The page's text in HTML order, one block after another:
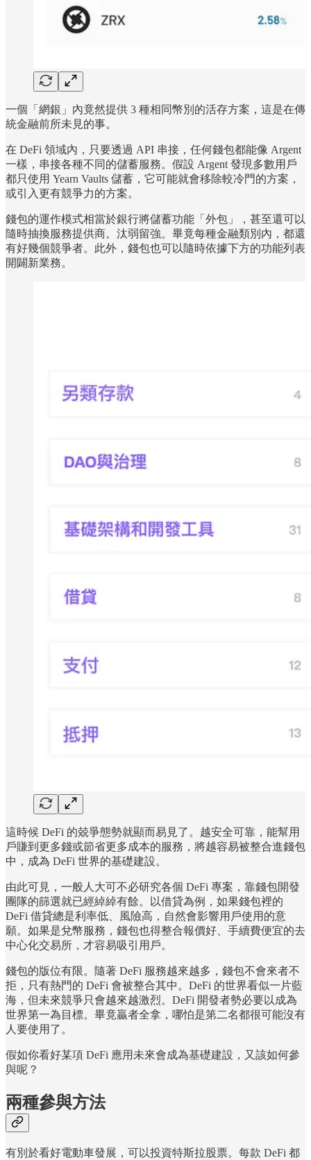
一個「網銀」內竟然提供 3 種相同幣別的活存方案，這是在傳
統金融前所未見的事。
在 DeFi 領域內，只要透過 API 串接，任何錢包都能像 Argent
一樣，串接各種不同的儲蓄服務。假設 Argent 發現多數用戶
都只使用 Yearn Vaults 儲蓄，它可能就會移除較冷門的方案，
或引入更有競爭力的方案。
錢包的運作模式相當於銀行將儲蓄功能「外包」，甚至還可以
隨時抽換服務提供商。汰弱留強。畢竟每種金融類別內，都還
有好幾個競爭者。此外，錢包也可以隨時依據下方的功能列表
開闢新業務。
這時候 DeFi 的兢爭態勢就顯而易見了。越安全可靠，能幫用
戶賺到更多錢或節省更多成本的服務，將越容易被整合進錢包
中，成為 DeFi 世界的基礎建設。
由此可見，一般人大可不必研究各個 DeFi 專案，靠錢包開發
團隊的篩選就已經綽綽有餘。以借貸為例，如果錢包裡的
DeFi 借貸總是利率低、風險高，自然會影響用戶使用的意
願。如果是兌幣服務，錢包也得整合報價好、手續費便宜的去
中心化交易所，才容易吸引用戶。
錢包的版位有限。隨著 DeFi 服務越來越多，錢包不會來者不
拒，只有熱門的 DeFi 會被整合其中。DeFi 的世界看似一片藍
海，但未來競爭只會越來越激烈。DeFi 開發者勢必要以成為
世界第一為目標。畢竟贏者全拿，哪怕是第二名都很可能沒有
人要使用了。
假如你看好某項 DeFi 應用未來會成為基礎建設，又該如何參
與呢？
兩種參與方法
有別於看好電動車發展，可以投資特斯拉股票。每款 DeFi 都